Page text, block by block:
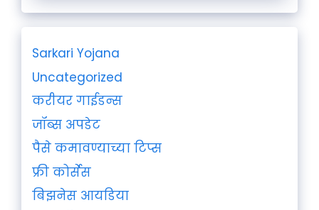
Sarkari Yojana
Uncategorized
करीयर गाईडन्स
जॉब्स अपडेट
पैसे कमावण्याच्या टिप्स
फ्री कोर्सेस
बिझनेस आयडिया